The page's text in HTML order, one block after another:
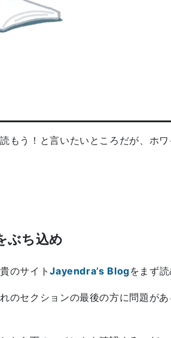
もう！と言いたいところだが、ホ
ぶち込め
のサイトJayendra’s Blogをまず
のセクションの最後の方に問題が